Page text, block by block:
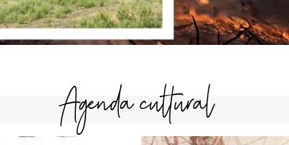
Agenda cultural